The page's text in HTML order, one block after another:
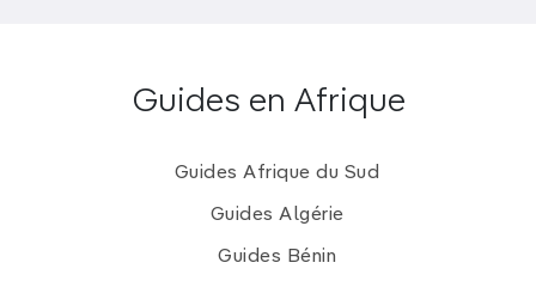
Guides en Afrique
Guides Afrique du Sud
Guides Algérie
Guides Bénin